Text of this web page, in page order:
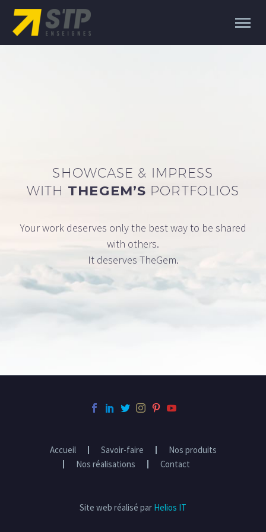
SHOWCASE & IMPRESS
WITH THEGEM’S PORTFOLIOS
Your work deserves only the best way to be shared
with others.
It deserves TheGem.
Accueil Savoir-faire
Nos produits
Nos réalisations
Contact
Site web réalisé par Helios IT